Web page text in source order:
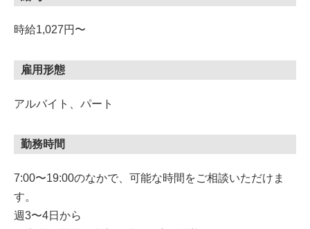
時給1,027円〜
雇用形態
アルバイト、パート
勤務時間
7:00〜19:00のなかで、可能な時間をご相談いただけま
す。
週3〜4日から